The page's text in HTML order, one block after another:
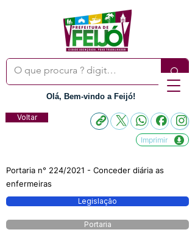
Olá, Bem-vindo a Feijó!
Voltar
Imprimir
Portaria n° 224/2021 - Conceder diária as
enfermeiras
Legislação
Portaria